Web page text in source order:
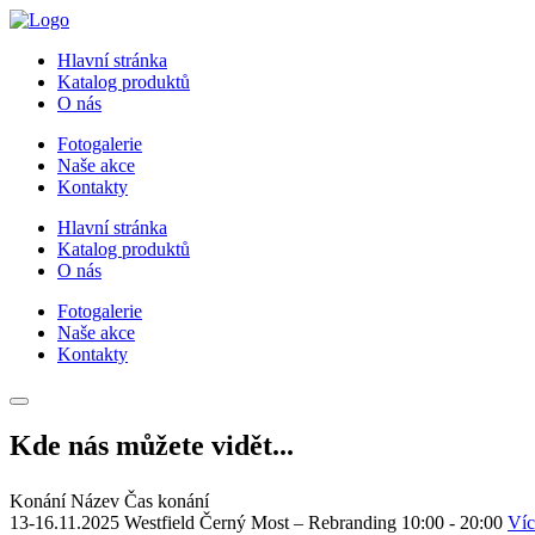
Hlavní stránka
Katalog produktů
O nás
Fotogalerie
Naše akce
Kontakty
Hlavní stránka
Katalog produktů
O nás
Fotogalerie
Naše akce
Kontakty
Kde nás můžete vidět...
Konání Název Čas konání
13-16.11.2025 Westfield Černý Most – Rebranding 10:00 - 20:00